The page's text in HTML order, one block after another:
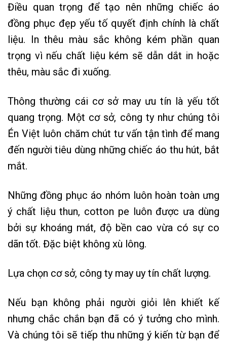
Điều quan trọng để tạo nên những chiếc áo
đồng phục đẹp yếu tố quyết định chính là chất
liệu. In thêu màu sắc không kém phần quan
trọng vì nếu chất liệu kém sẽ dẫn dắt in hoặc
thêu, màu sắc đi xuống.
Thông thường cái cơ sở may ưu tín là yếu tốt
quang trọng. Một cơ sở, công ty như chúng tôi
Én Việt luôn chăm chút tư vấn tận tình để mang
đến người tiêu dùng những chiếc áo thu hút, bắt
mắt.
Những đồng phục áo nhóm luôn hoàn toàn ưng
ý chất liệu thun, cotton pe luôn được ưa dùng
bởi sự khoáng mát, độ bền cao vừa có sự co
dãn tốt. Đặc biệt không xù lông.
Lựa chọn cơ sở, công ty may uy tín chất lượng.
Nếu bạn không phải người giỏi lên khiết kế
nhưng chắc chắn bạn đã có ý tưởng cho mình.
Và chúng tôi sẽ tiếp thu những ý kiến từ bạn để